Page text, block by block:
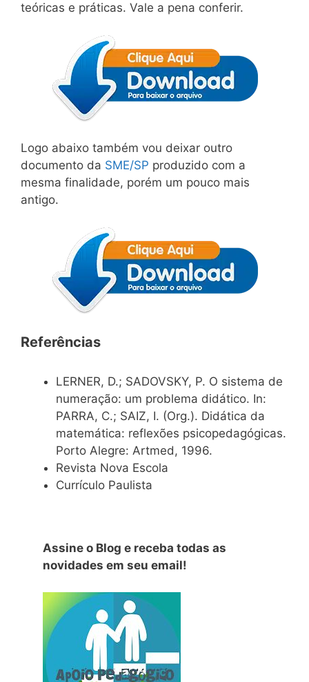
teóricas e práticas. Vale a pena conferir.
Logo abaixo também vou deixar outro
documento da SME/SP produzido com a
mesma finalidade, porém um pouco mais
antigo.
Referências
LERNER, D.; SADOVSKY, P. O sistema de
numeração: um problema didático. In:
PARRA, C.; SAIZ, I. (Org.). Didática da
matemática: reflexões psicopedagógicas.
Porto Alegre: Artmed, 1996.
Revista Nova Escola
Currículo Paulista
Assine o Blog e receba todas as
novidades em seu email!